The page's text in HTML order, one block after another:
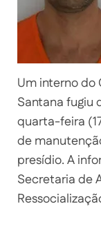
Um interno do
Santana fugiu
quarta-feira
de
presídio. A
Secretaria de